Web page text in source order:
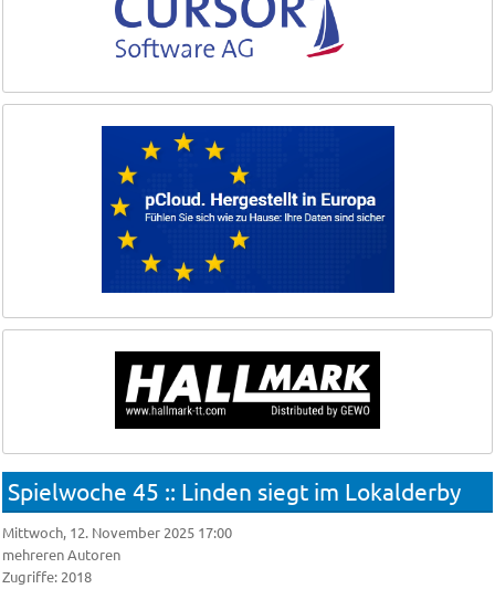
Spielwoche 45 :: Linden siegt im Lokalderby
Mittwoch, 12. November 2025 17:00
mehreren Autoren
Zugriffe: 2018